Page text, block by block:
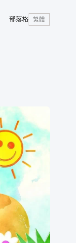
部落格 繁體